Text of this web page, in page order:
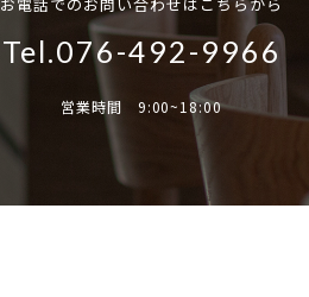
Tel.076-492-9966
営業時間 9:00~18:00